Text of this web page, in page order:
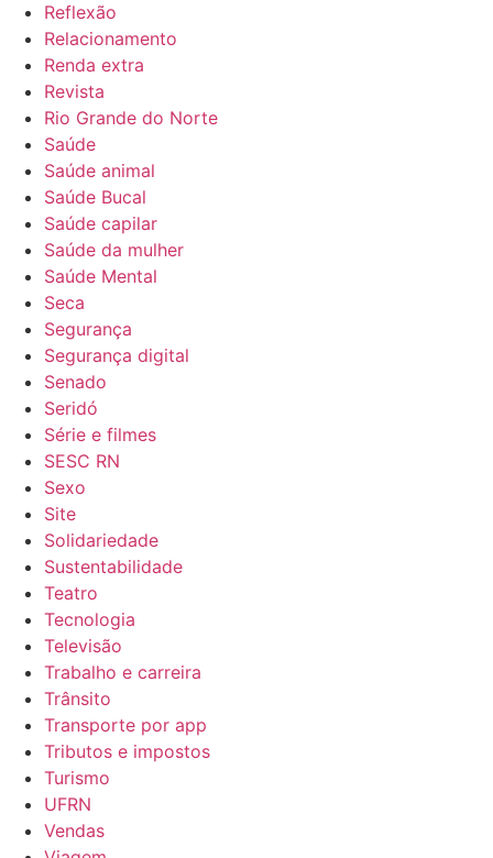
Reflexão
Relacionamento
Renda extra
Revista
Rio Grande do Norte
Saúde
Saúde animal
Saúde Bucal
Saúde capilar
Saúde da mulher
Saúde Mental
Seca
Segurança
Segurança digital
Senado
Seridó
Série e filmes
SESC RN
Sexo
Site
Solidariedade
Sustentabilidade
Teatro
Tecnologia
Televisão
Trabalho e carreira
Trânsito
Transporte por app
Tributos e impostos
Turismo
UFRN
Vendas